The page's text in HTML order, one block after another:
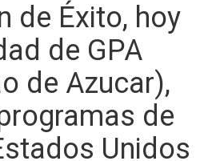
de Éxito, hoy
de GPA
de Azucar),
de
Unidos